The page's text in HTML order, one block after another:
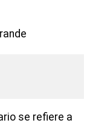
se refiere a